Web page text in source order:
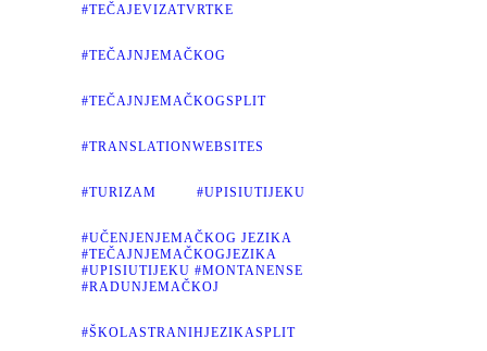
#TEČAJEVIZATVRTKE
#TEČAJNJEMAČKOG
#TEČAJNJEMAČKOGSPLIT
#TRANSLATIONWEBSITES
#TURIZAM #UPISIUTIJEKU
#UČENJENJEMAČKOG JEZIKA
#TEČAJNJEMAČKOGJEZIKA
#UPISIUTIJEKU #MONTANENSE
#RADUNJEMAČKOJ
#ŠKOLASTRANIHJEZIKASPLIT